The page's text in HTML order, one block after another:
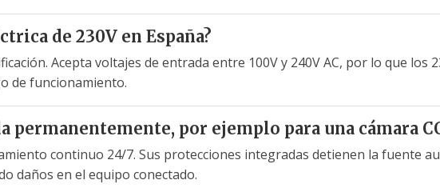
de 230V en España?
Acepta voltajes de entrada entre 100V y 240V AC, por lo que los
de funcionamiento.
permanentemente, por ejemplo para una cámara
continuo 24/7. Sus protecciones integradas detienen la fuente
daños en el equipo conectado.